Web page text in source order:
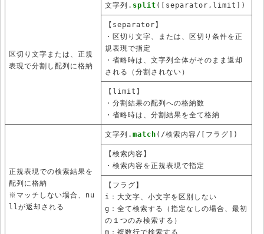
区切り文字または、正規
表現で分割し配列に格納
文字列. split ([separator,limit])
【separator】
・区切り文字、または、区切り条件を正
規表現で指定
・省略時は、文字列全体がそのまま返却
される（分割されない）
【limit】
・分割結果の配列への格納数
・省略時は、分割結果を全て格納
正規表現での検索結果を
配列に格納
※マッチしない場合、nu
llが返却される
文字列. match (/検索内容/[フラグ])
【検索内容】
・検索内容を正規表現で指定
【フラグ】
i：大文字、小文字を区別しない
g：全て検索する（指定なしの場合、最初
の１つのみ検索する）
m：複数行で検索する